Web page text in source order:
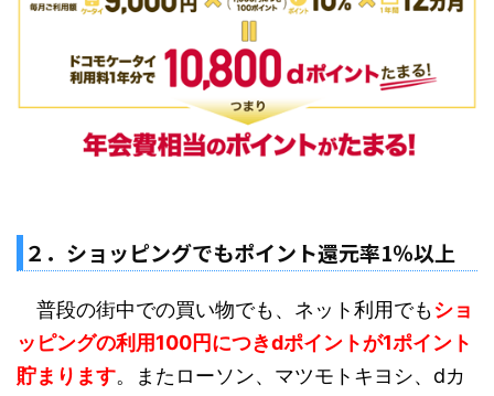
２．ショッピングでもポイント還元率1％以上
普段の街中での買い物でも、ネット利用でもショ
ッピングの利用100円につきdポイントが1ポイント
貯まります。またローソン、マツモトキヨシ、dカ